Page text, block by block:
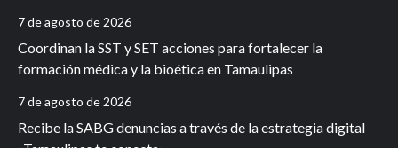
7 de agosto de 2026
Coordinan la SST y SET acciones para fortalecer la
formación médica y la bioética en Tamaulipas
7 de agosto de 2026
Recibe la SABG denuncias a través de la estrategia digital